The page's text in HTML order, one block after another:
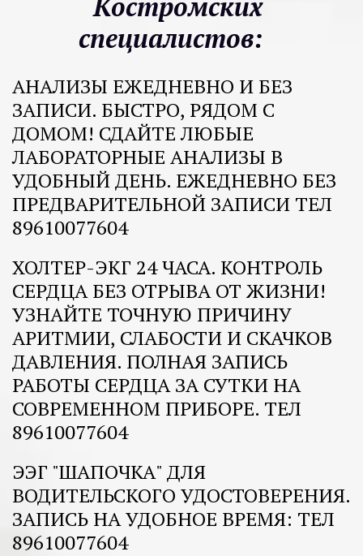
специалистов:
АНАЛИЗЫ ЕЖЕДНЕВНО И БЕЗ
ЗАПИСИ. БЫСТРО, РЯДОМ С
ДОМОМ! СДАЙТЕ ЛЮБЫЕ
ЛАБОРАТОРНЫЕ АНАЛИЗЫ В
УДОБНЫЙ ДЕНЬ. ЕЖЕДНЕВНО БЕЗ
ПРЕДВАРИТЕЛЬНОЙ ЗАПИСИ ТЕЛ
89610077604
ХОЛТЕР-ЭКГ 24 ЧАСА. КОНТРОЛЬ
СЕРДЦА БЕЗ ОТРЫВА ОТ ЖИЗНИ!
УЗНАЙТЕ ТОЧНУЮ ПРИЧИНУ
АРИТМИИ, СЛАБОСТИ И СКАЧКОВ
ДАВЛЕНИЯ. ПОЛНАЯ ЗАПИСЬ
РАБОТЫ СЕРДЦА ЗА СУТКИ НА
СОВРЕМЕННОМ ПРИБОРЕ. ТЕЛ
89610077604
ЭЭГ "ШАПОЧКА" ДЛЯ
ВОДИТЕЛЬСКОГО УДОСТОВЕРЕНИЯ.
ЗАПИСЬ НА УДОБНОЕ ВРЕМЯ: ТЕЛ
89610077604